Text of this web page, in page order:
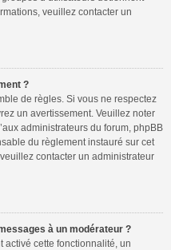
veuillez contacter un
?
de règles. Si vous ne respectez
un avertissement. Veuillez noter
administrateurs du forum, phpBB
du règlement instauré sur cet
contacter un administrateur
à un modérateur ?
activé cette fonctionnalité, un